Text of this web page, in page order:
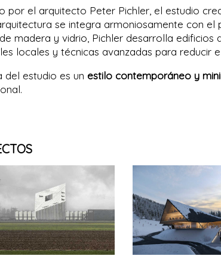
por el arquitecto Peter Pichler, el estudio
se integra armoniosamente con
madera y vidrio, Pichler desarrolla
locales y técnicas avanzadas para reducir
del estudio es un estilo contemporáneo y